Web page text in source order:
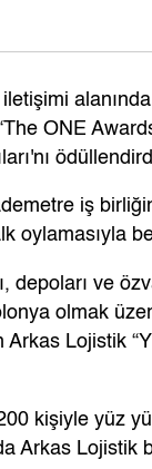
ONE
iş
oylamasıyla
depoları ve
olmak
Lojistik
kişiyle yüz
Arkas Lojistik